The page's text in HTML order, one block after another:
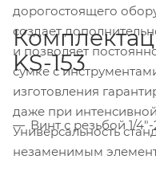
дорогостоящего
создает
и позволяет
сумке с
изготовления
даже при
Универсальность
незаменимым
KS-153
Винт с резьбой 1/